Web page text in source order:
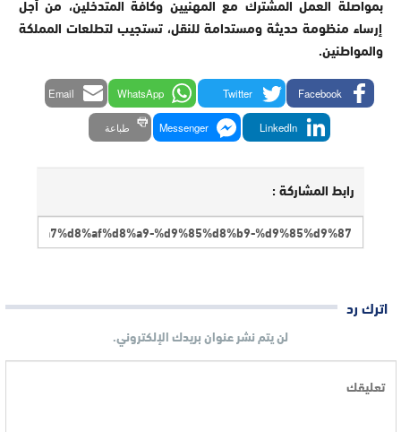
إرساء منظومة حديثة ومستدامة للنقل، تستجيب لتطلعات المملكة
والمواطنين.
Facebook
Twitter
WhatsApp
Email
LinkedIn
Messenger طباعة
رابط المشاركة :
اترك رد
لن يتم نشر عنوان بريدك الإلكتروني.